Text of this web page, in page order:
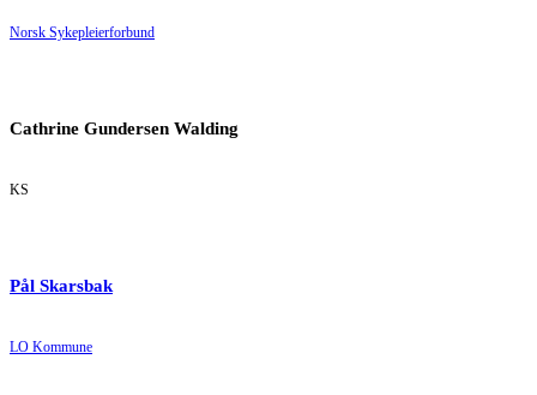
Norsk Sykepleierforbund
Cathrine Gundersen Walding
KS
Pål Skarsbak
LO Kommune